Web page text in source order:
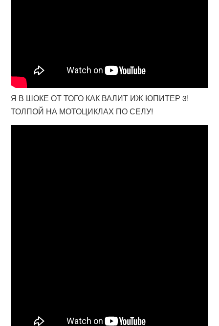
Я В ШОКЕ ОТ ТОГО КАК ВАЛИТ ИЖ ЮПИТЕР 3!
ТОЛПОЙ НА МОТОЦИКЛАХ ПО СЕЛУ!